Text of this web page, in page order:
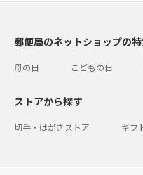
郵便局のネットショップの
母の日 こどもの日
ストアから探す
切手・はがきストア ギフ